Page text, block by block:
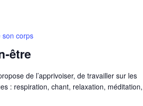
être
son corps
de l’apprivoiser, de travailler sur les
: respiration, chant, relaxation, méditation,